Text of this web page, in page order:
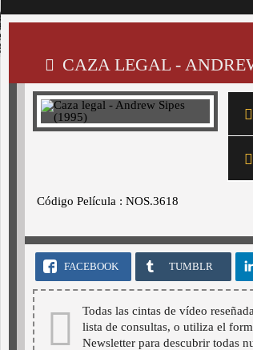
CAZA LEGAL -
Código Película : NOS.3618
FACEBOOK TUMBLR
Todas las cintas de vídeo
lista de consultas, o utiliza el
Newsletter para descubrir todas